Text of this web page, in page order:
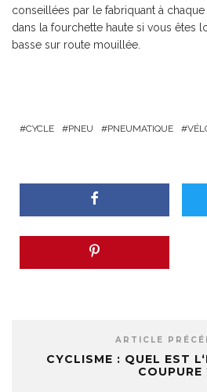
conseillées par le fabriquant à
dans la fourchette haute si vous êtes
basse sur route mouillée.
CYCLE PNEU PNEUMATIQUE
ARTICLE
CYCLISME : QUEL EST
COUPURE